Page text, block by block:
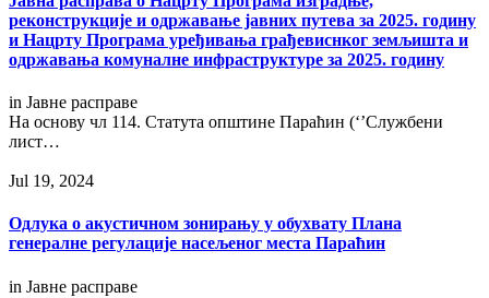
реконструкције и одржавање јавних путева за 2025. годину
и Нацрту Програма уређивања грађевиснког земљишта и
одржавања комуналне инфраструктуре за 2025. годину
in Јавне расправе
На основу чл 114. Статута општине Параћин (‘’Службени
лист…
Jul 19, 2024
Одлука о акустичном зонирању у обухвату Плана
генералне регулације насељеног места Параћин
in Јавне расправе